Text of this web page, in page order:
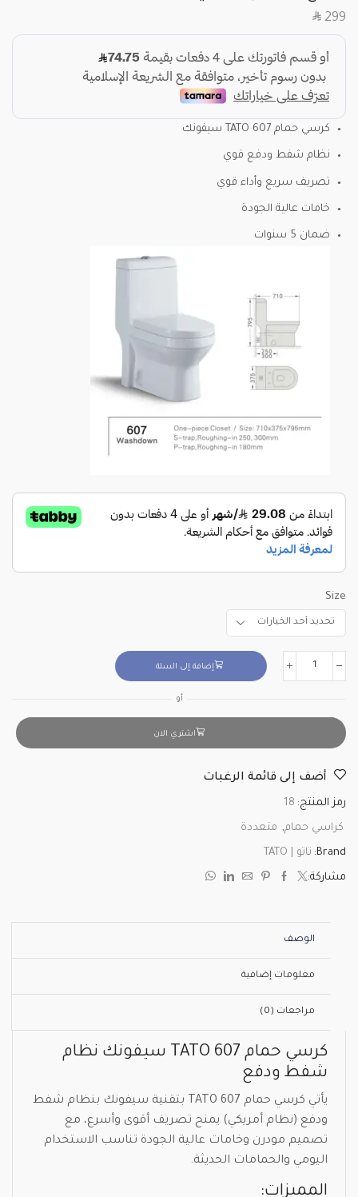
SAR 299
كرسي حمام TATO 607 سيفونك
نظام شفط ودفع قوي
تصريف سريع وأداء قوي
خامات عالية الجودة
ضمان 5 سنوات
Size
إضافة إلى السلة
أو
اشتري الان
أضف إلى قائمة الرغبات
رمز المنتج: 18
كراسي حمام, متعددة
Brand: تاتو | TATO
مشاركة:
الوصف
معلومات إضافية
مراجعات (0)
كرسي حمام TATO 607 سيفونك نظام
شفط ودفع
يأتي كرسي حمام TATO 607 بتقنية سيفونك بنظام شفط
ودفع (نظام أمريكي) يمنح تصريف أقوى وأسرع، مع
تصميم مودرن وخامات عالية الجودة تناسب الاستخدام
اليومي والحمامات الحديثة.
المميزات: